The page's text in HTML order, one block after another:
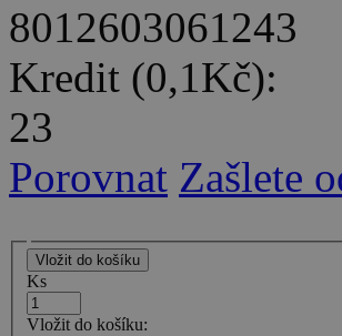
8012603061243
Kredit (0,1Kč):
23
Porovnat Zašlete
Ks
Vložit do košíku: